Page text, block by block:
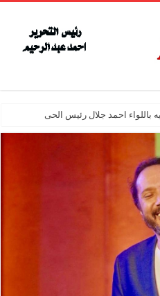
باللواء احمد جلال رئيس الحى